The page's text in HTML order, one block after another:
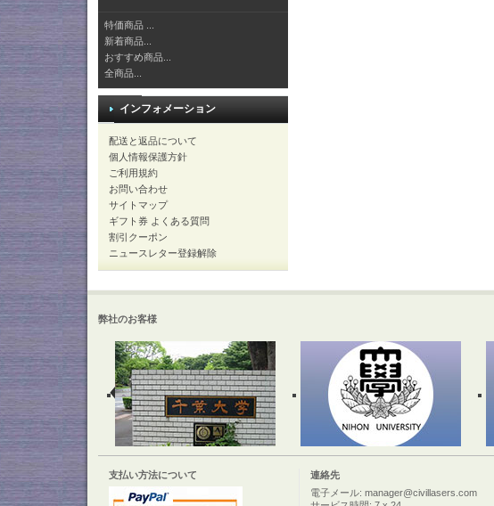
特価商品 ...
新着商品...
おすすめ商品...
全商品...
インフォメーション
配送と返品について
個人情報保護方針
ご利用規約
お問い合わせ
サイトマップ
ギフト券 よくある質問
割引クーポン
ニュースレター登録解除
弊社のお客様
支払い方法について 連絡先
電子メール: manager@civillasers.com